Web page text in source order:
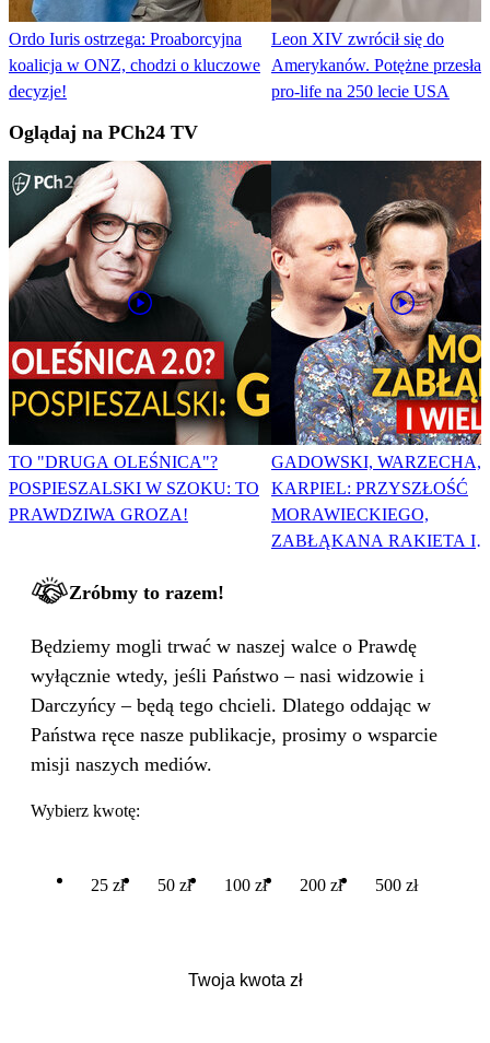
Ordo Iuris ostrzega: Proaborcyjna
koalicja w ONZ, chodzi o kluczowe
decyzje!
Leon XIV zwrócił się do
Amerykanów. Potężne
pro-life na 250 lecie USA
Oglądaj na PCh24 TV
TO "DRUGA OLEŚNICA"?
POSPIESZALSKI W SZOKU: TO
PRAWDZIWA GROZA!
GADOWSKI, WARZECHA,
KARPIEL: PRZYSZŁOŚĆ
MORAWIECKIEGO,
ZABŁĄKANA RAKIETA I
Zróbmy to razem!
Będziemy mogli trwać w naszej walce o Prawdę
wyłącznie wtedy, jeśli Państwo – nasi widzowie i
Darczyńcy – będą tego chcieli. Dlatego oddając w
Państwa ręce nasze publikacje, prosimy o wsparcie
misji naszych mediów.
Wybierz kwotę:
25 zł 50 zł 100 zł 200 zł 500 zł